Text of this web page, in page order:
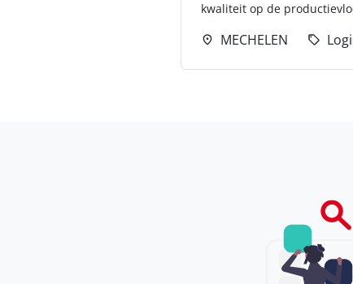
kwaliteit op de
MECHELEN